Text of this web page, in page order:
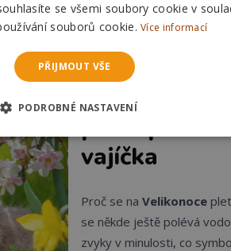
Přečteno: 554x
Velikonoční
plete
vajíčka
Proč se na Velikonoce
se někde ještě polévá
zvyky v minulosti, co
se všemi soubory cookie v
souborů cookie.Více informací
PŘIJMOUT VŠE
PODROBNÉ NASTAVENÍ